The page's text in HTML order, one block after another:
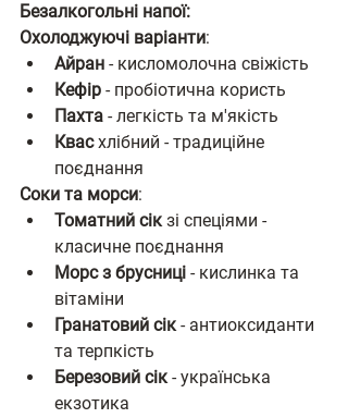
Безалкогольні напої:
Охолоджуючі варіанти:
Айран - кисломолочна свіжість
Кефір - пробіотична користь
Пахта - легкість та м'якість
Квас хлібний - традиційне
поєднання
Соки та морси:
Томатний сік зі спеціями -
класичне поєднання
Морс з брусниці - кислинка та
вітаміни
Гранатовий сік - антиоксиданти
та терпкість
Березовий сік - українська
екзотика